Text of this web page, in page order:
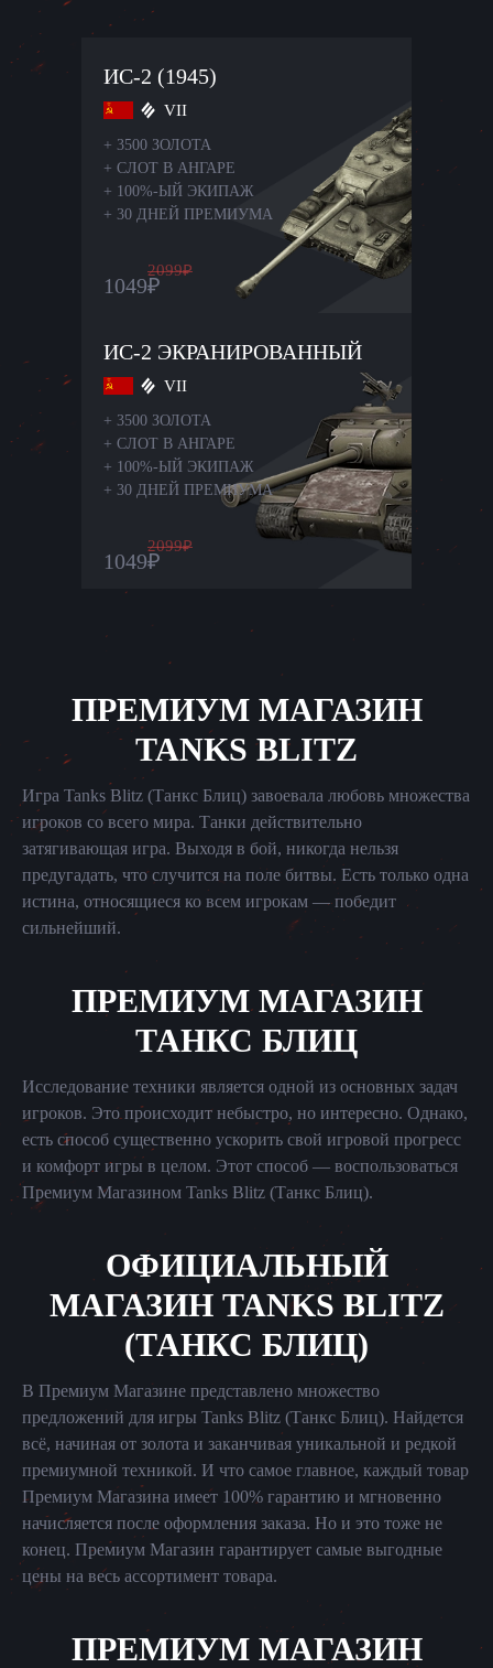
ИС-2 (1945)
VII
+ 3500 ЗОЛОТА
+ СЛОТ В АНГАРЕ
+ 100%-ЫЙ ЭКИПАЖ
+ 30 ДНЕЙ ПРЕМИУМА
2099₽
1049₽
ИС-2 ЭКРАНИРОВАННЫЙ
VII
+ 3500 ЗОЛОТА
+ СЛОТ В АНГАРЕ
+ 100%-ЫЙ ЭКИПАЖ
+ 30 ДНЕЙ ПРЕМИУМА
2099₽
1049₽
ПРЕМИУМ МАГАЗИН
TANKS BLITZ
Игра Tanks Blitz (Танкс Блиц) завоевала любовь множества
игроков со всего мира. Танки действительно
затягивающая игра. Выходя в бой, никогда нельзя
предугадать, что случится на поле битвы. Есть только одна
истина, относящиеся ко всем игрокам — победит
сильнейший.
ПРЕМИУМ МАГАЗИН
ТАНКС БЛИЦ
Исследование техники является одной из основных задач
игроков. Это происходит небыстро, но интересно. Однако,
есть способ существенно ускорить свой игровой прогресс
и комфорт игры в целом. Этот способ — воспользоваться
Премиум Магазином Tanks Blitz (Танкс Блиц).
ОФИЦИАЛЬНЫЙ
МАГАЗИН TANKS BLITZ
(ТАНКС БЛИЦ)
В Премиум Магазине представлено множество
предложений для игры Tanks Blitz (Танкс Блиц). Найдется
всё, начиная от золота и заканчивая уникальной и редкой
премиумной техникой. И что самое главное, каждый товар
Премиум Магазина имеет 100% гарантию и мгновенно
начисляется после оформления заказа. Но и это тоже не
конец. Премиум Магазин гарантирует самые выгодные
цены на весь ассортимент товара.
ПРЕМИУМ МАГАЗИН